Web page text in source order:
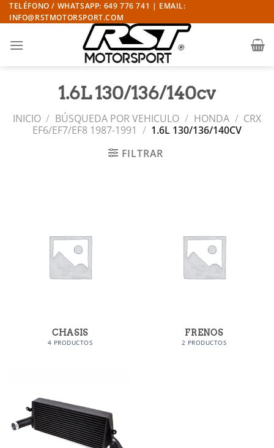
Saltar
al
TELÉFONO / WHATSAPP: 649 776 741 | EMAIL:
INFO@RSTMOTORSPORT.COM
1.6L 130/136/140cv
INICIO / BÚSQUEDA POR VEHICULO / HONDA / CRX
EF6/EF7/EF8 1987-1991 / 1.6L 130/136/140CV
FILTRAR
CHASIS
4 PRODUCTOS
FRENOS
2 PRODUCTOS